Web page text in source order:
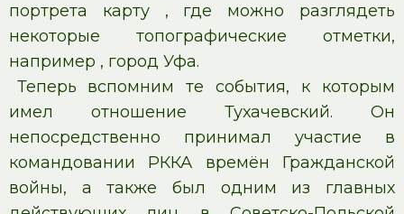
портрета карту , где можно разглядеть
некоторые топографические отметки,
например , город Уфа.
Теперь вспомним те события, к которым
имел отношение Тухачевский. Он
непосредственно принимал участие в
командовании РККА времён Гражданской
войны, а также был одним из главных